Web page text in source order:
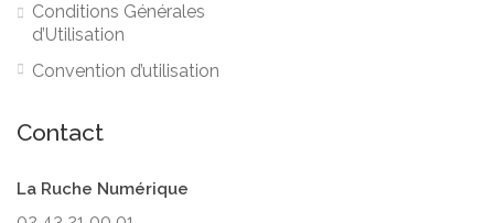
Conditions Générales
d’Utilisation
Convention d’utilisation
Contact
La Ruche Numérique